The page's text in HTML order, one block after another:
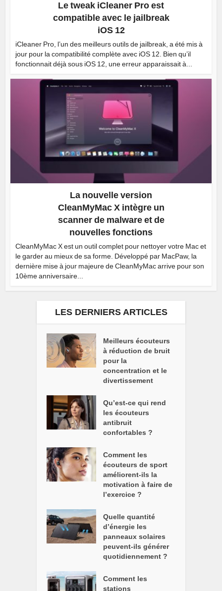
Le tweak iCleaner Pro est
compatible avec le jailbreak
iOS 12
iCleaner Pro, l’un des meilleurs outils de jailbreak, a été mis à
jour pour la compatibilité complète avec iOS 12. Bien qu’il
fonctionnait déjà sous iOS 12, une erreur apparaissait à...
La nouvelle version
CleanMyMac X intègre un
scanner de malware et de
nouvelles fonctions
CleanMyMac X est un outil complet pour nettoyer votre Mac et
le garder au mieux de sa forme. Développé par MacPaw, la
dernière mise à jour majeure de CleanMyMac arrive pour son
10ème anniversaire...
LES DERNIERS ARTICLES
Meilleurs écouteurs
à réduction de bruit
pour la
concentration et le
divertissement
Qu’est-ce qui rend
les écouteurs
antibruit
confortables ?
Comment les
écouteurs de sport
améliorent-ils la
motivation à faire de
l’exercice ?
Quelle quantité
d’énergie les
panneaux solaires
peuvent-ils générer
quotidiennement ?
Comment les
stations